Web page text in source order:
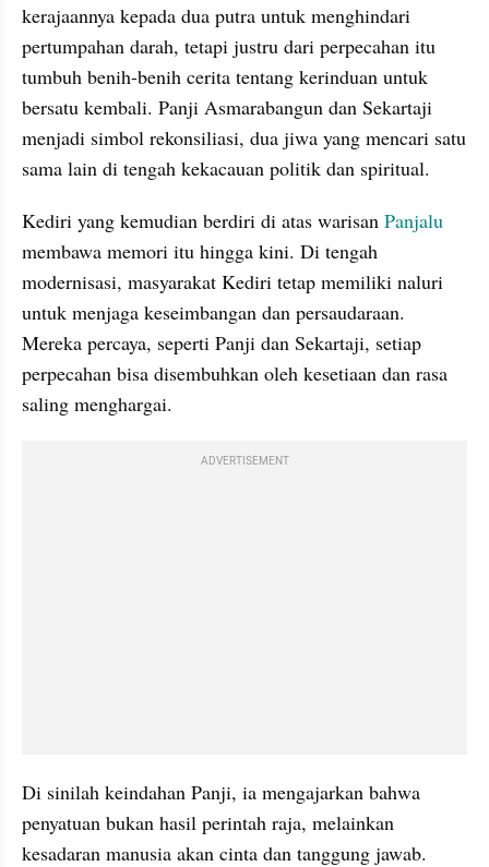
kerajaannya kepada dua putra untuk menghindari
pertumpahan darah, tetapi justru dari perpecahan itu
tumbuh benih-benih cerita tentang kerinduan untuk
bersatu kembali. Panji Asmarabangun dan Sekartaji
menjadi simbol rekonsiliasi, dua jiwa yang mencari satu
sama lain di tengah kekacauan politik dan spiritual.
Kediri yang kemudian berdiri di atas warisan Panjalu
membawa memori itu hingga kini. Di tengah
modernisasi, masyarakat Kediri tetap memiliki naluri
untuk menjaga keseimbangan dan persaudaraan.
Mereka percaya, seperti Panji dan Sekartaji, setiap
perpecahan bisa disembuhkan oleh kesetiaan dan rasa
saling menghargai.
ADVERTISEMENT
Di sinilah keindahan Panji, ia mengajarkan bahwa
penyatuan bukan hasil perintah raja, melainkan
kesadaran manusia akan cinta dan tanggung jawab.